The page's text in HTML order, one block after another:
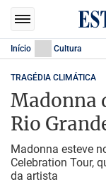
Início Cultura
TRAGÉDIA CLIMÁTICA
Madonna
Rio
Madonna esteve
Celebration Tour,
da artista